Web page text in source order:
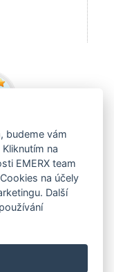
budeme vám
na
EMERX team
na účely
Další